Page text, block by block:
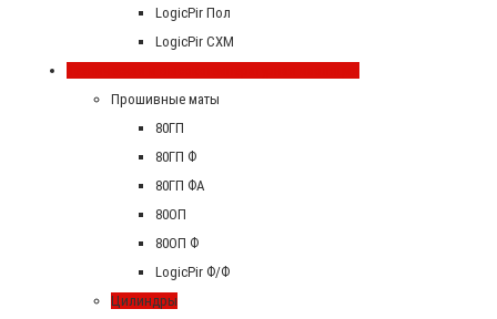
LogicPir Пол
LogicPir СХМ
Прошивные маты
80ГП
80ГП Ф
80ГП ФА
80ОП
80ОП Ф
LogicPir Ф/Ф
Цилиндры